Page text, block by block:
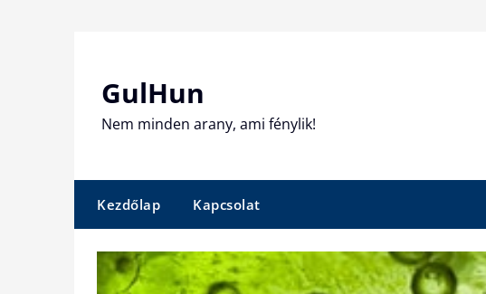
GulHun
Nem minden arany, ami fénylik!
Kezdőlap Kapcsolat